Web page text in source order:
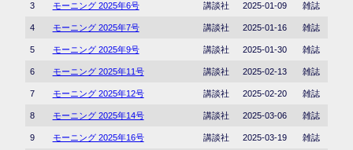
3 モーニング 2025年6号 講談社 2025-01-09 雑誌
4 モーニング 2025年7号 講談社 2025-01-16 雑誌
5 モーニング 2025年9号 講談社 2025-01-30 雑誌
6 モーニング 2025年11号 講談社 2025-02-13 雑誌
7 モーニング 2025年12号 講談社 2025-02-20 雑誌
8 モーニング 2025年14号 講談社 2025-03-06 雑誌
9 モーニング 2025年16号 講談社 2025-03-19 雑誌